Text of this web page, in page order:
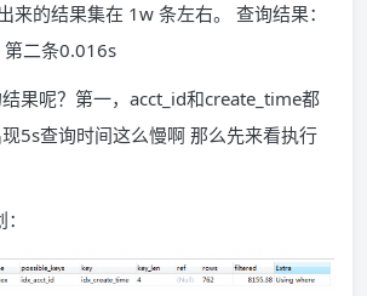
来的结果集在 1w 条左右。 查询结果：
二条0.016s
果呢？第一，acct_id和create_time都
5s查询时间这么慢啊 那么先来看执行